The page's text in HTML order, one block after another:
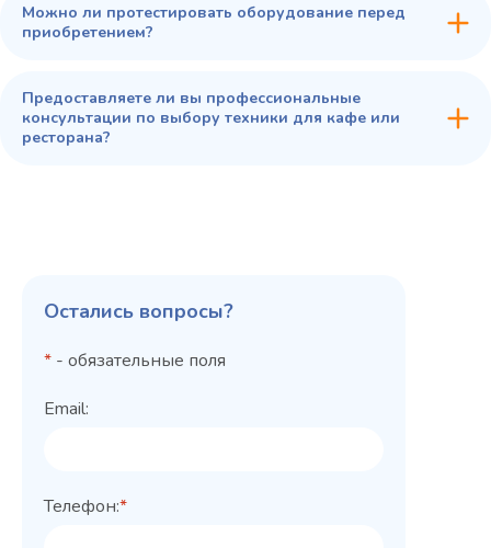
Можно ли протестировать оборудование перед
приобретением?
Предоставляете ли вы профессиональные
консультации по выбору техники для кафе или
ресторана?
Остались вопросы?
* - обязательные поля
Email:
Телефон:*